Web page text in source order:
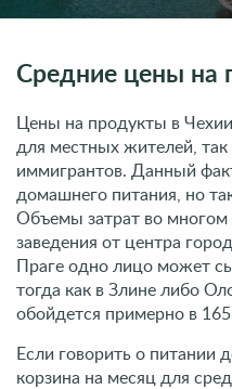
Средние цены на
Цены на продукты в
для местных жителей, так
иммигрантов. Данный
домашнего питания, но
Объемы затрат во многом
заведения от центра
Праге одно лицо может
тогда как в Злине либо
обойдется примерно в
Если говорить о питании
корзина на месяц для